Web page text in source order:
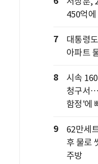
450억
7
대통령
아파트
8
시속
청구서
함정'에
9
62만세
후 물로
주방